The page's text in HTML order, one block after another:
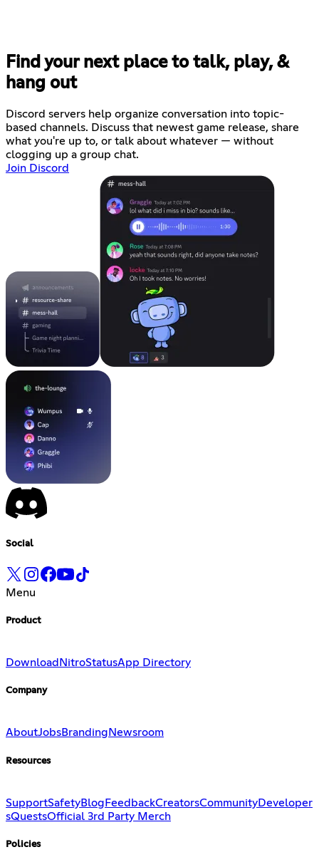
Find your next place to talk, play, &
hang out
Discord servers help organize conversation into topic-
based channels. Discuss that newest game release, share
what you're up to, or talk about whatever — without
clogging up a group chat.
Join Discord
Social
Menu
Product
Download NitroStatusApp Directory
Company
AboutJobsBranding Newsroom
Resources
SupportSafetyBlog FeedbackCreatorsCommunityDeveloper
sQuestsOfficial 3rd Party Merch
Policies